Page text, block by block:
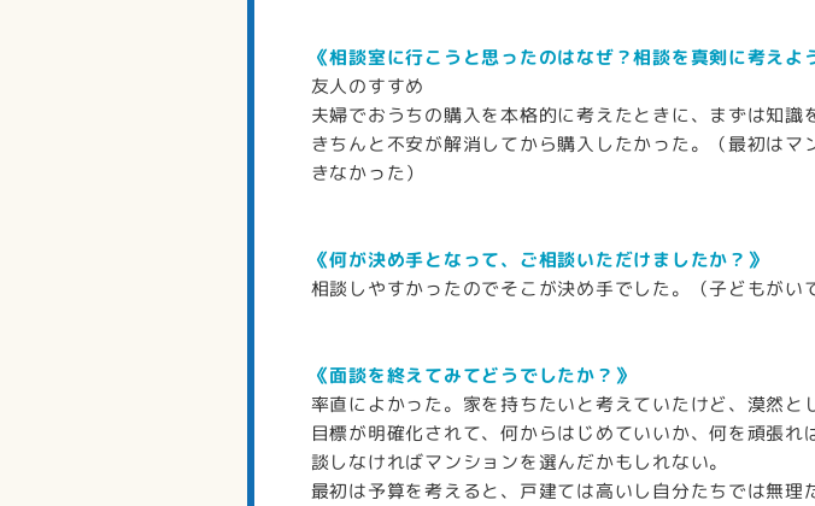
《相談室に行こうと思ったのはなぜ？相談を真剣に考えよ
友人のすすめ
夫婦でおうちの購入を本格的に考えたときに、まずは知識
きちんと不安が解消してから購入したかった。（最初は
きなかった）
《何が決め手となって、ご相談いただけましたか？》
相談しやすかったのでそこが決め手でした。（子どもがい
《面談を終えてみてどうでしたか？》
率直によかった。家を持ちたいと考えていたけど、漠然と
目標が明確化されて、何からはじめていいか、何を頑張
談しなければマンションを選んだかもしれない。
最初は予算を考えると、戸建ては高いし自分たちでは無理